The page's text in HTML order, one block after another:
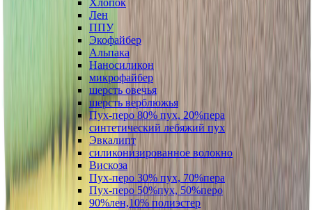
Хлопок
Лен
ППУ
Экофайбер
Альпака
Наносиликон
микрофайбер
шерсть овечья
шерсть верблюжья
Пух-перо 80% пух, 20%пера
синтетический лебяжий пух
Эвкалипт
силиконизированное волокно
Вискоза
Пух-перо 30% пух, 70%пера
Пух-перо 50%пух, 50%перо
90%лен,10% полиэстер